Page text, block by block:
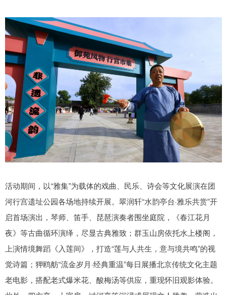
活动期间，以“雅集”为载体的戏曲、民乐、诗会等文化展演在团
河行宫遗址公园各场地持续开展。翠润轩“水韵亭台·雅乐共赏”开
启首场演出，琴师、笛手、琵琶演奏者围坐庭院，《春江花月
夜》等古曲循环演绎，尽显古典雅致；群玉山房依托水上楼阁，
上演情境舞蹈《入莲间》，打造“莲与人共生，意与境共鸣”的视
觉诗篇；狎鸥舫“流金岁月·经典重温”每日展播北京传统文化主题
老电影，搭配老式爆米花、酸梅汤等供应，重现怀旧观影体验。